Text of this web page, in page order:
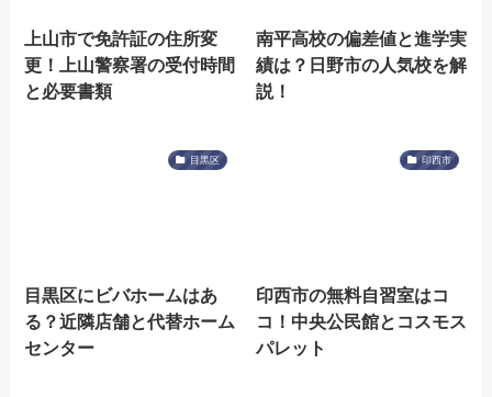
上山市で免許証の住所変
更！上山警察署の受付時間
と必要書類
南平高校の偏差値と進学実
績は？日野市の人気校を解
説！
目黒区
目黒区にビバホームはあ
る？近隣店舗と代替ホーム
センター
印西市
印西市の無料自習室はコ
コ！中央公民館とコスモス
パレット